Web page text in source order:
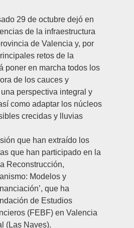
29 de octubre dejó en
de la infraestructura
de Valencia y, por
retos de la
poner en marcha todos los
de los cauces y
perspectiva integral y
como adaptar los núcleos
crecidas y lluvias
que han extraído los
que han participado en la
Reconstrucción,
Modelos y
que ha
de Estudios
(FEBF) en Valencia
(Las Naves).